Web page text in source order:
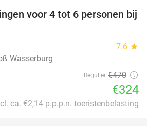
31%
voor 4 tot 6 personen bij
7.6 star
Wasserburg
Regulier €470
€324
ca. €2,14 p.p.p.n. toeristenbelasting